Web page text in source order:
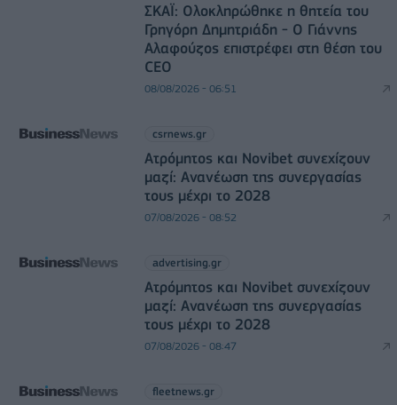
ΣΚΑΪ: Ολοκληρώθηκε η θητεία του
Γρηγόρη Δημητριάδη - Ο Γιάννης
Αλαφούζος επιστρέφει στη θέση του
CEO
08/08/2026 - 06:51
csrnews.gr
Ατρόμητος και Novibet συνεχίζουν
μαζί: Ανανέωση της συνεργασίας
τους μέχρι το 2028
07/08/2026 - 08:52
advertising.gr
Ατρόμητος και Novibet συνεχίζουν
μαζί: Ανανέωση της συνεργασίας
τους μέχρι το 2028
07/08/2026 - 08:47
fleetnews.gr